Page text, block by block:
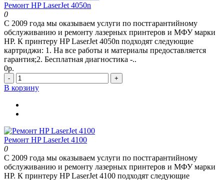
Ремонт HP LaserJet 4050n
0
С 2009 года мы оказываем услуги по постгарантийному
обслуживанию и ремонту лазерных принтеров и МФУ марки
HP. К принтеру HP LaserJet 4050n подходят следующие
картриджи: 1. На все работы и материалы предоставляется
гарантия;2. Бесплатная диагностика -..
0р.
- +
В корзину
Ремонт HP LaserJet 4100
0
С 2009 года мы оказываем услуги по постгарантийному
обслуживанию и ремонту лазерных принтеров и МФУ марки
HP. К принтеру HP LaserJet 4100 подходят следующие